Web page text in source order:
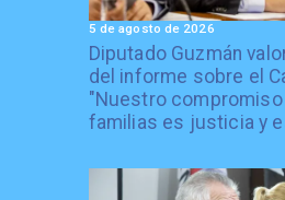
Diputado Guzmán
del informe sobre el
"Nuestro
familias es justicia y
5 de agosto de 2026